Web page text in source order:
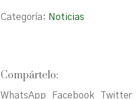
Categoría: Noticias
Compártelo:
WhatsApp Facebook Twitter